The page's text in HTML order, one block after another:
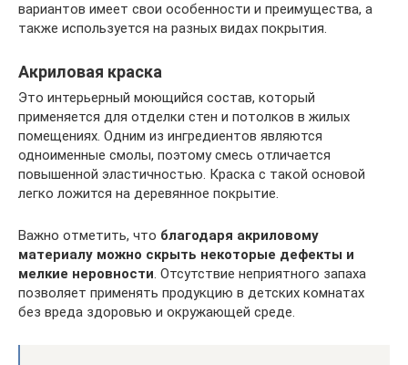
вариантов имеет свои особенности и преимущества, а
также используется на разных видах покрытия.
Акриловая краска
Это интерьерный моющийся состав, который
применяется для отделки стен и потолков в жилых
помещениях. Одним из ингредиентов являются
одноименные смолы, поэтому смесь отличается
повышенной эластичностью. Краска с такой основой
легко ложится на деревянное покрытие.
Важно отметить, что благодаря акриловому
материалу можно скрыть некоторые дефекты и
мелкие неровности. Отсутствие неприятного запаха
позволяет применять продукцию в детских комнатах
без вреда здоровью и окружающей среде.